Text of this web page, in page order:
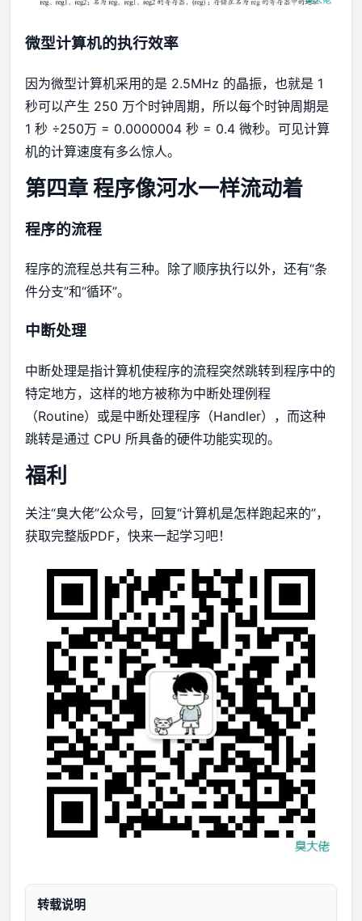
微型计算机的执行效率
因为微型计算机采用的是 2.5MHz 的晶振，也就是 1
秒可以产生 250 万个时钟周期，所以每个时钟周期是
1 秒 ÷250万 = 0.0000004 秒 = 0.4 微秒。可见计算
机的计算速度有多么惊人。
第四章 程序像河水一样流动着
程序的流程
程序的流程总共有三种。除了顺序执行以外，还有“条
件分支”和“循环”。
中断处理
中断处理是指计算机使程序的流程突然跳转到程序中的
特定地方，这样的地方被称为中断处理例程
（Routine）或是中断处理程序（Handler），而这种
跳转是通过 CPU 所具备的硬件功能实现的。
福利
关注“臭大佬”公众号，回复“计算机是怎样跑起来的”，
获取完整版PDF，快来一起学习吧！
转载说明